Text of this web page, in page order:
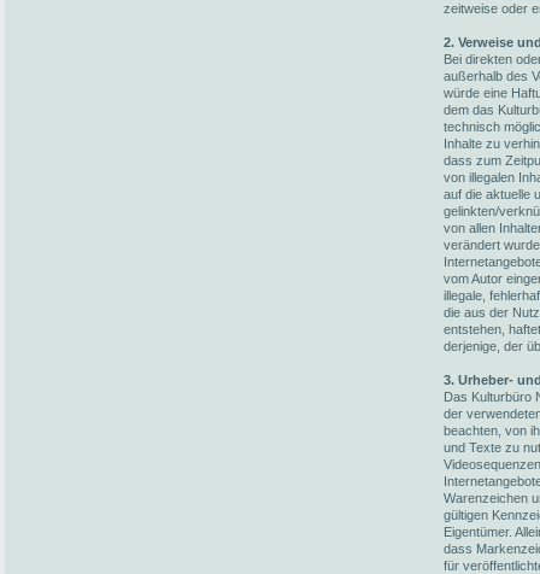
zeitweise oder
2. Verweise
Bei direkten
außerhalb des
würde eine
dem das
technisch
Inhalte zu
dass zum
von illegalen
auf die aktuelle
gelinkten/
von allen
verändert
vom Autor
illegale,
die aus der
entstehen,
derjenige, der
3. Urheber-
Das Kulturbüro
der
beachten, von
und Texte zu
Warenzeichen
gültigen
Eigentümer.
dass
für